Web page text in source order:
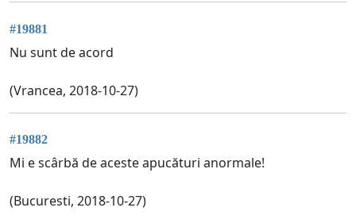
#19881
Nu sunt de acord
(Vrancea, 2018-10-27)
#19882
Mi e scârbă de aceste apucături anormale!
(Bucuresti, 2018-10-27)